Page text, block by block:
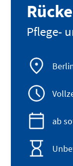
Pflege-
ab